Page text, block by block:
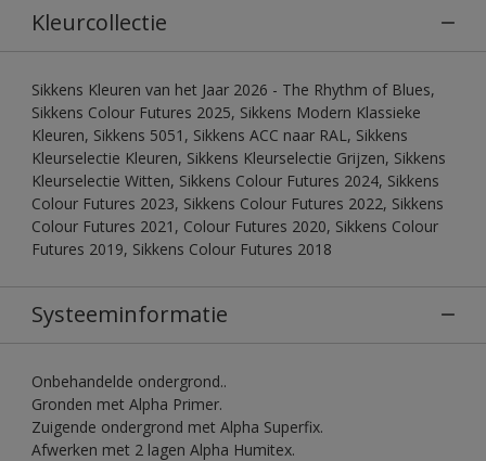
Kleurcollectie
Sikkens Kleuren van het Jaar 2026 - The Rhythm of Blues,
Sikkens Colour Futures 2025, Sikkens Modern Klassieke
Kleuren, Sikkens 5051, Sikkens ACC naar RAL, Sikkens
Kleurselectie Kleuren, Sikkens Kleurselectie Grijzen, Sikkens
Kleurselectie Witten, Sikkens Colour Futures 2024, Sikkens
Colour Futures 2023, Sikkens Colour Futures 2022, Sikkens
Colour Futures 2021, Colour Futures 2020, Sikkens Colour
Futures 2019, Sikkens Colour Futures 2018
Systeeminformatie
Onbehandelde ondergrond..
Gronden met Alpha Primer.
Zuigende ondergrond met Alpha Superfix.
Afwerken met 2 lagen Alpha Humitex.